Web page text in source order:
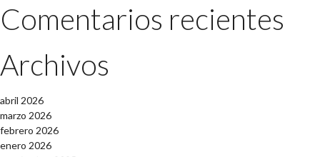
Comentarios recientes
Archivos
abril 2026
marzo 2026
febrero 2026
enero 2026